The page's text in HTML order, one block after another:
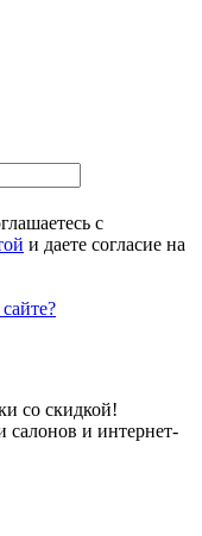
с
и даете согласие на
со скидкой!
салонов и интернет-